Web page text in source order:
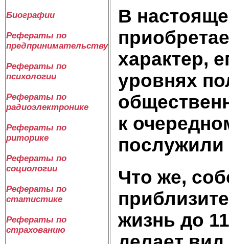
Биографии
Рефераты по
предпринимательству
Рефераты по
психологии
Рефераты по
радиоэлектронике
Рефераты по
риторике
Рефераты по
социологии
Рефераты по
статистике
Рефераты по
страхованию
В
характер,
уровнях
к
Что же,
жизнь до